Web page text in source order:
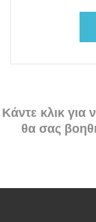
Κάντε κλικ για
θα σας